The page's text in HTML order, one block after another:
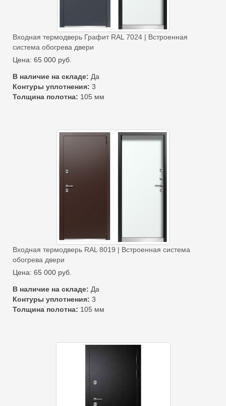
Входная термодверь Графит RAL 7024 | Встроенная
система обогрева двери
Цена: 65 000 руб.
В наличие на складе: Да
Контуры уплотнения: 3
Толщина полотна: 105 мм
Входная термодверь RAL 8019 | Встроенная система
обогрева двери
Цена: 65 000 руб.
В наличие на складе: Да
Контуры уплотнения: 3
Толщина полотна: 105 мм